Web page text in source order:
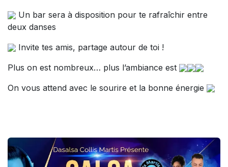
Un bar sera à disposition pour te rafraîchir entre
deux danses
Invite tes amis, partage autour de toi !
Plus on est nombreux… plus l’ambiance est
On vous attend avec le sourire et la bonne énergie